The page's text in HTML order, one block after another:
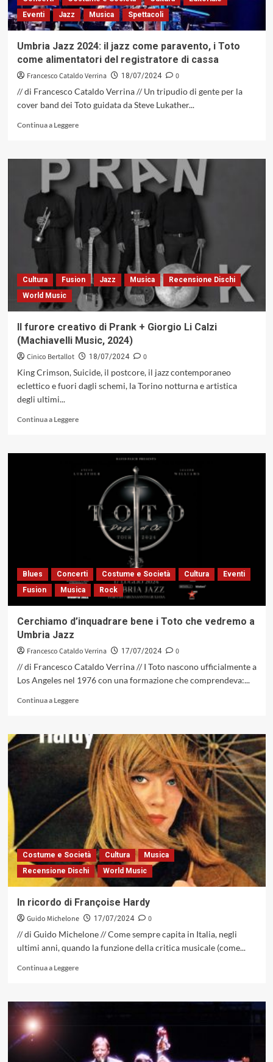
accettati
anche
dal
del
rock
e
jazz,
o
Eventi
Jazz Musica Spettacoli
Umbria Jazz 2024: il jazz come paravento, i Toto
come alimentatori del registratore di cassa
Francesco Cataldo Verrina 18/07/2024
0
// di Francesco Cataldo Verrina // Un tripudio di gente per la
cover band dei Toto guidata da Steve Lukather...
Continua a LeggereLeggi
su
Umbria
Jazz
come
paravento,
i
Toto
come
alimentatori
del
registratore
cassa
Cultura Fusion Jazz Musica
Recensione Dischi
World Music
Il furore creativo di Prank + Giorgio Li Calzi
(Machiavelli Music, 2024)
Cinico Bertallot 18/07/2024
0
King Crimson, Suicide, il postcore, il jazz contemporaneo
eclettico e fuori dagli schemi, la Torino notturna e artistica
degli ultimi...
Continua a LeggereLeggi
su
furore
Prank
Giorgio
(Machiavelli
Music,
2024)
Blues Concerti Costume e Società Cultura
Eventi
Fusion
Musica Rock
Cerchiamo d’inquadrare bene i Toto che vedremo a
Umbria Jazz
Francesco Cataldo Verrina 17/07/2024
0
// di Francesco Cataldo Verrina // I Toto nascono ufficialmente a
Los Angeles nel 1976 con una formazione che comprendeva:...
Continua a LeggereLeggi
su
Cerchiamo
d’inquadrare
bene
i
Toto
che
vedremo
Umbria
Jazz
Costume e Società Cultura
Musica
Recensione Dischi
World Music
In ricordo di Françoise Hardy
Guido Michelone 17/07/2024
0
// di Guido Michelone // Come sempre capita in Italia, negli
ultimi anni, quando la funzione della critica musicale (come...
Continua a LeggereLeggi
su
Françoise
Hardy